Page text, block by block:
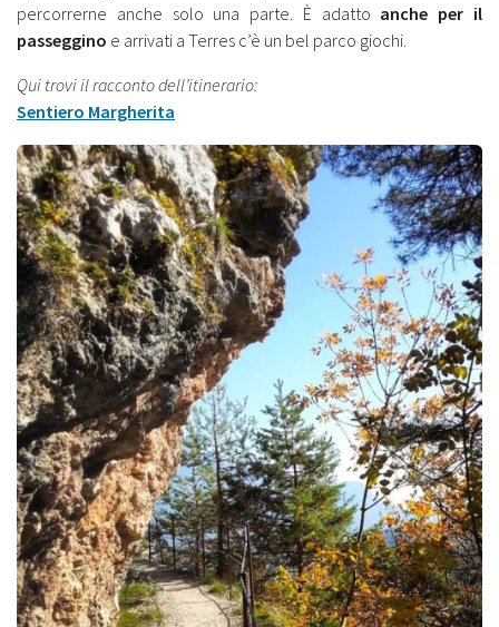
percorrerne anche solo una parte. È adatto anche per il
passeggino e arrivati a Terres c’è un bel parco giochi.
Qui trovi il racconto dell’itinerario:
Sentiero Margherita